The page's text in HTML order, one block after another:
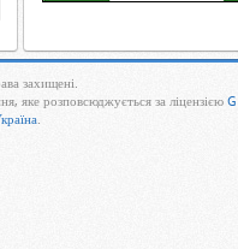
захищені.
яке розповсюджується за ліцензією
.